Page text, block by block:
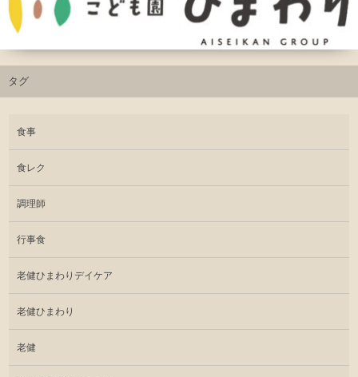
タグ
食事
食レク
調理師
行事食
老健ひまわりデイケア
老健ひまわり
老健